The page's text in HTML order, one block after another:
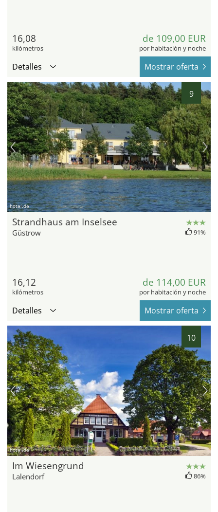
16,08
kilómetros
de 109,00 EUR
por habitación y noche
Detalles Mostrar oferta
9
hotel.de
Strandhaus am Inselsee
Güstrow 91%
16,12
kilómetros
de 114,00 EUR
por habitación y noche
Detalles Mostrar oferta
10
hotel.de
Im Wiesengrund
Lalendorf 86%